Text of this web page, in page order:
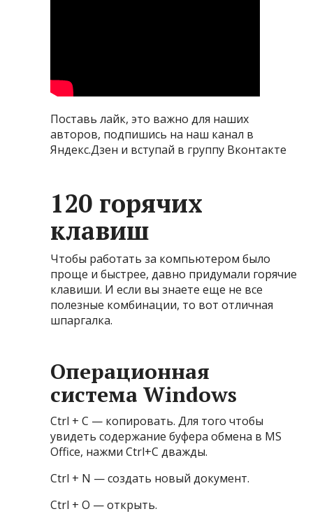
Поставь лайк, это важно для наших
авторов, подпишись на наш канал в
Яндекс.Дзен и вступай в группу Вконтакте
120 горячих
клавиш
Чтобы работать за компьютером было
проще и быстрее, давно придумали горячие
клавиши. И если вы знаете еще не все
полезные комбинации, то вот отличная
шпаргалка.
Операционная
система Windows
Ctrl + C — копировать. Для того чтобы
увидеть содержание буфера обмена в MS
Office, нажми Ctrl+C дважды.
Ctrl + N — создать новый документ.
Ctrl + O — открыть.